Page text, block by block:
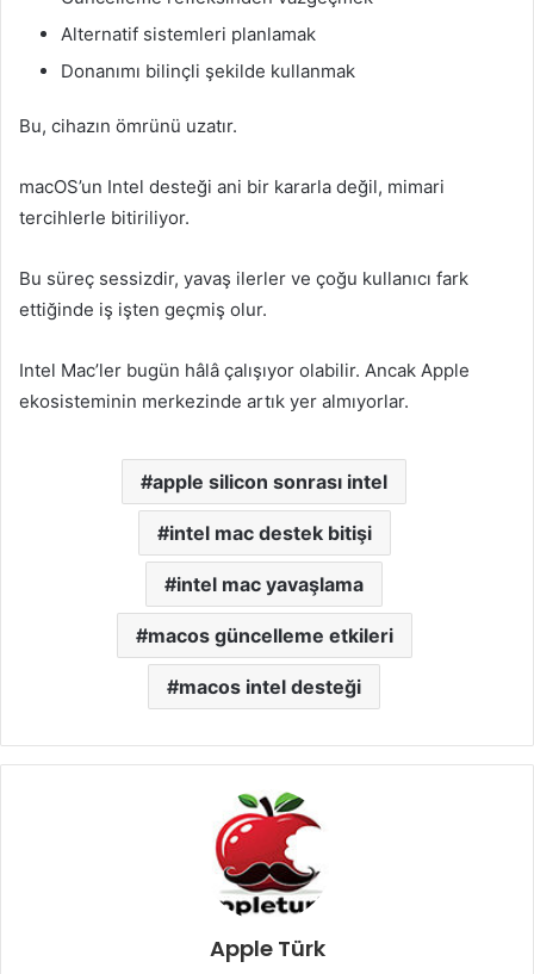
Alternatif sistemleri planlamak
Donanımı bilinçli şekilde kullanmak
Bu, cihazın ömrünü uzatır.
macOS’un Intel desteği ani bir kararla değil, mimari
tercihlerle bitiriliyor.
Bu süreç sessizdir, yavaş ilerler ve çoğu kullanıcı fark
ettiğinde iş işten geçmiş olur.
Intel Mac’ler bugün hâlâ çalışıyor olabilir. Ancak Apple
ekosisteminin merkezinde artık yer almıyorlar.
apple silicon sonrası intel
intel mac destek bitişi
intel mac yavaşlama
macos güncelleme etkileri
macos intel desteği
Apple Türk